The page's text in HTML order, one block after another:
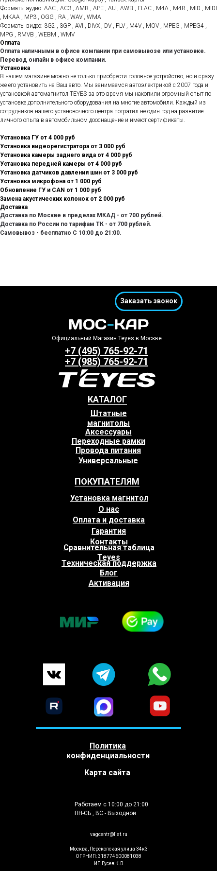
Форматы аудио: AAC , AC3 , AMR , APE , AU , AWB , FLAC , M4A , M4R , MID , MIDI
, MKAA , MP3 , OGG , RA , WAV , WMA
Форматы видео: 3G2 , 3GP , AVI , DIVX , DV , FLV , M4V , MOV , MPEG , MPEG4 ,
MPG , RMVB , WEBM , WMV
Оплата
Оплата наличными в офисе компании при самовывозе или установке.
Перевод онлайн в офисе компании.
Установка
В нашем магазине можно не только приобрести головное устройство, но и сразу
же его установить на Ваш авто. Мы занимаемся автоэлектрикой с 2007 года и
установкой автомагнитол TEYES за это время мы накопили огромный опыт по
установке дополнительного оборудования на многие автомобили. Каждый из
сотрудников нашего установочного центра потратил не один год на развитие
личного опыта в автомобильном дооснащение и имеют сертификаты.
Установка ГУ от 4 000 руб
Установка видеорегистратора от 3 000 руб
Установка камеры заднего вида от 4 000 руб
Установка передней камеры от 4 000 руб
Установка датчиков давления шин от 3 000 руб
Установка микрофона от 1 000 руб
Обновление ГУ и CAN от 1 000 руб
Замена акустических колонок от 2 000 руб
Доставка
Доставка по Москве в пределах МКАД - от 700 рублей.
Доставка по России по тарифам ТК - от 700 рублей.
Самовывоз - бесплатно С 10:00 до 21:00.
ПОКУПАТЕЛЯМ
КАТАЛОГ
+7 (495) 765-92-71
+7 (985) 765-92-71
Москва, Перекопская улица 34к3
ОГРНИП: 318774600081038
ИП Гусев К.В
vagcentr@list.ru
Аксессуары
Провода питания
Штатные
магнитолы
Переходные рамки
Работаем с 10:00 до 21:00
ПН-СБ , ВС - Выходной
Заказать звонок
Официальный Магазин Teyes в Москве
Политика
конфиденциальности
Карта сайта
Универсальные
Установка магнитол
Контакты
Сравнительная таблица
Teyes
Блог
Техническая поддержка
Активация
Оплата и доставка
О нас
Гарантия